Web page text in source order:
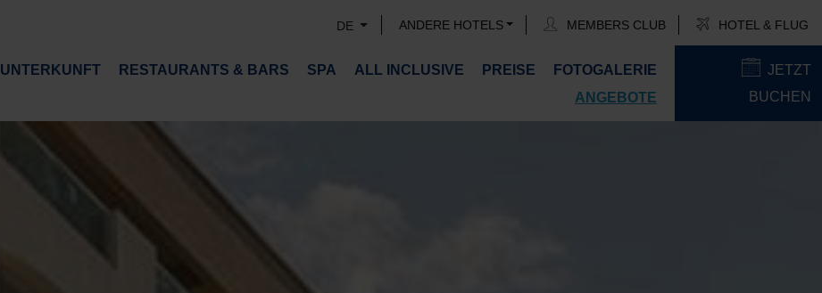
DE ANDERE HOTELS MEMBERS CLUB HOTEL & FLUG
UNTERKUNFT RESTAURANTS & BARS SPA ALL INCLUSIVE PREISE
FOTOGALERIE
ANGEBOTE
JETZT
BUCHEN